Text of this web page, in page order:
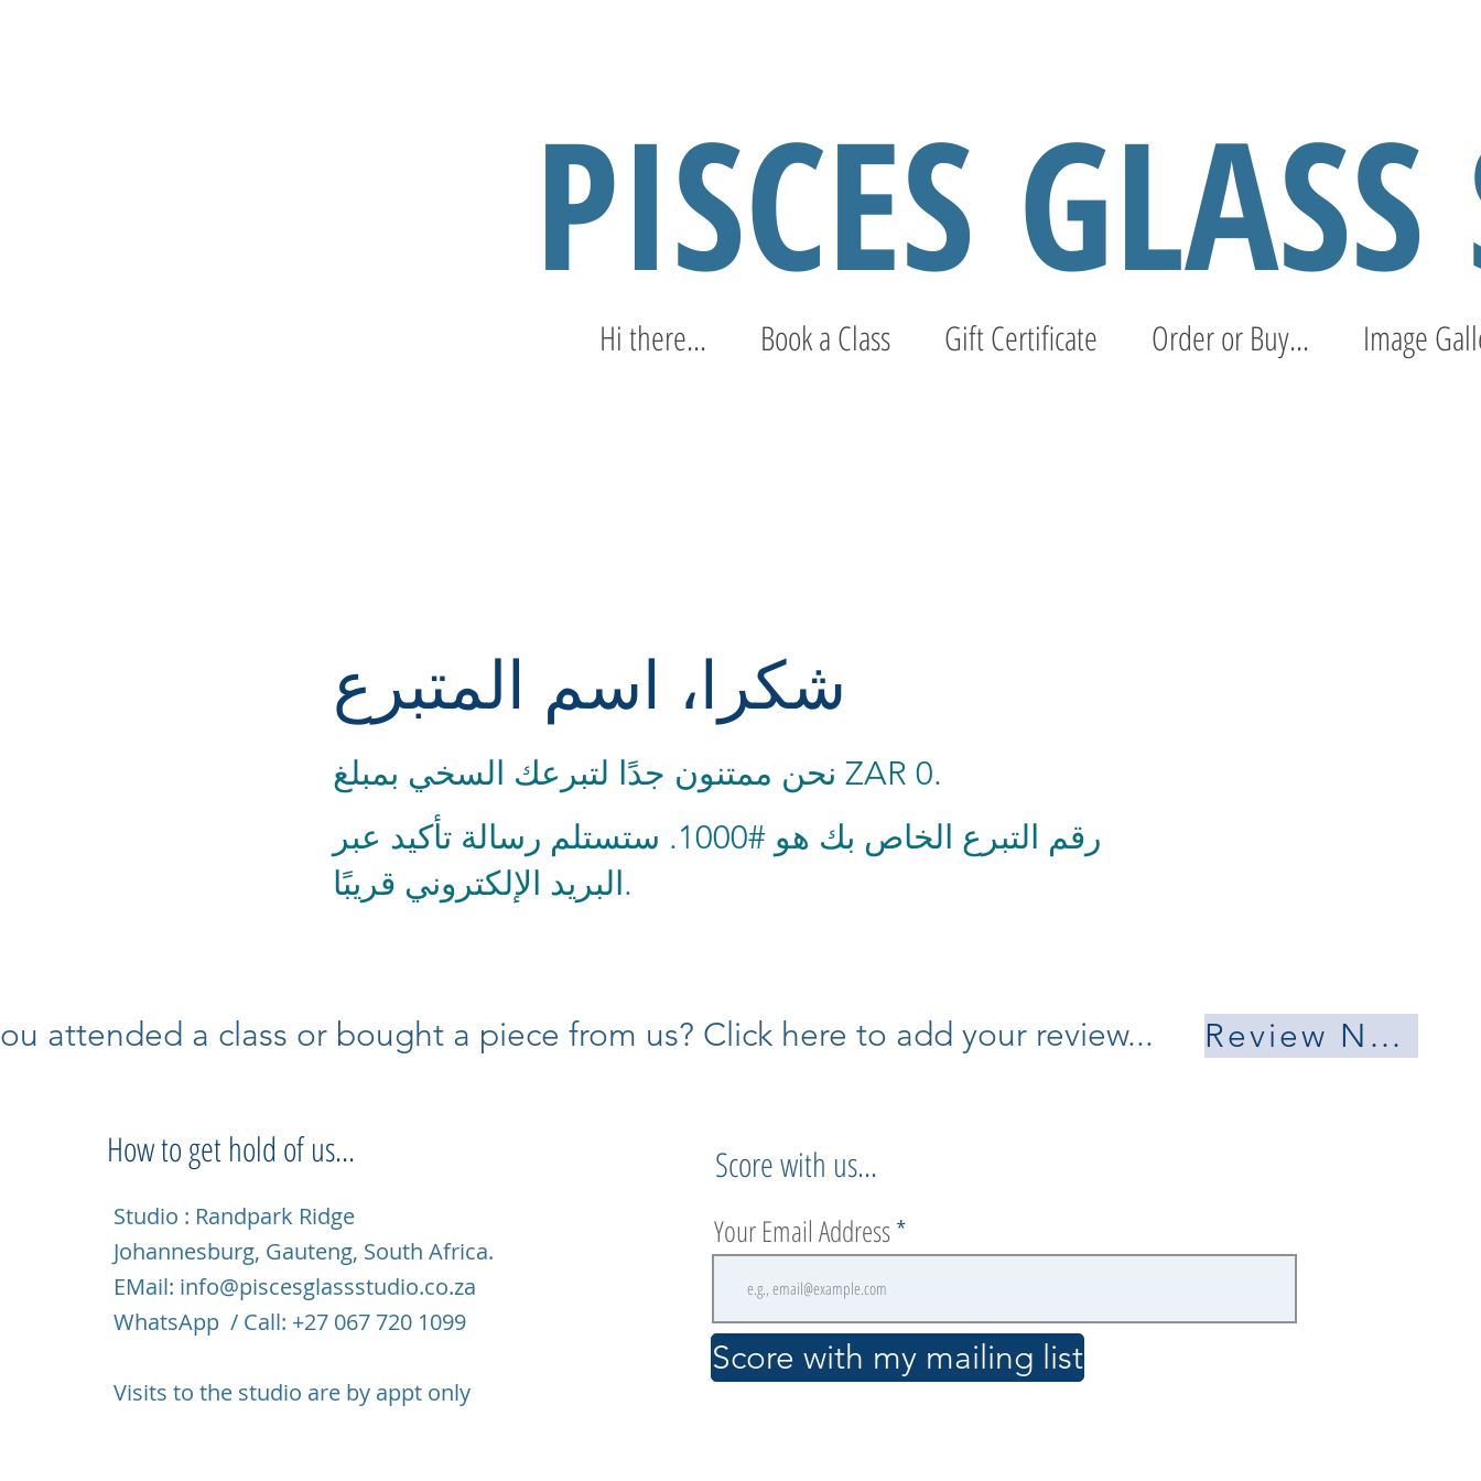
PISCES
Hi there... Book a Class Gift Certificate Order or Buy... Image
شكرا، اسم المتبرع
نحن ممتنون جدًا لتبرعك السخي بمبلغ ZAR 0.
رقم التبرع الخاص بك هو #1000. ستستلم رسالة تأكيد عبر
البريد الإلكتروني قريبًا.
attended a class or bought a piece from us? Click here to add your review... Review Now
How to get hold of us...
Studio : Randpark Ridge
Johannesburg, Gauteng, South Africa.
EMail: info@piscesglassstudio.co.za
WhatsApp / Call: +27 067 720 1099
Visits to the studio are by appt only
Score with us...
Your Email Address
Score with my mailing list